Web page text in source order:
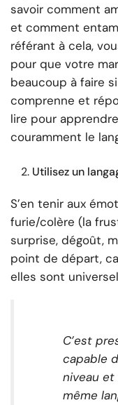
savoir comment
et comment
référant à cela,
pour que votre
beaucoup à faire
comprenne et
lire pour
couramment le
Utilisez un
S’en tenir aux
furie/colère (la
surprise, dégoût,
point de départ,
elles sont
C’est
capable
niveau
même